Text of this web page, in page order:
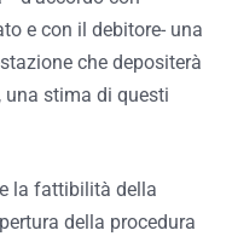
e con il debitore- una
che depositerà
una stima di questi
la fattibilità della
della procedura